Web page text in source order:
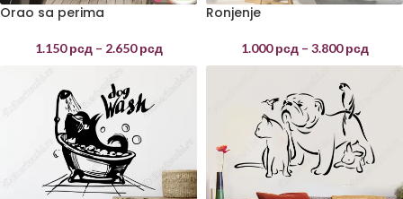
Orao sa perima
1.150рсд – 2.650рсд
Ronjenje
1.000рсд – 3.800рсд